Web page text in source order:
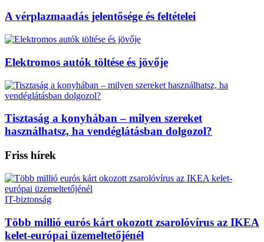
A vérplazmaadás jelentősége és feltételei
Elektromos autók töltése és jövője
Tisztaság a konyhában – milyen szereket
használhatsz, ha vendéglátásban dolgozol?
Friss hírek
IT-biztonság
Több millió eurós kárt okozott zsarolóvírus az IKEA
kelet-európai üzemeltetőjénél